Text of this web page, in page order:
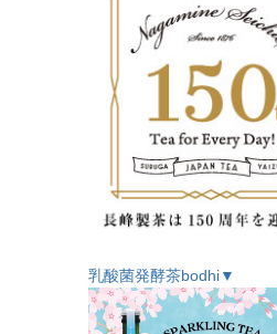
乳酸菌発酵茶bodhi▼